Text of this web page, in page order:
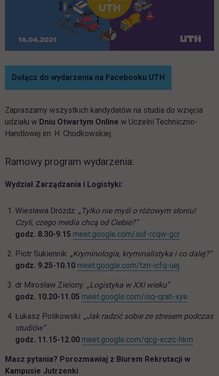
Dołącz do wydarzenia na Facebooku UTH
Zapraszamy wszystkich kandydatów na studia do wzięcia
udziału w Dniu Otwartym Online w Uczelni Techniczno-
Handlowej im. H. Chodkowskiej.
Ramowy program wydarzenia:
Wydział Zarządzania i Logistyki:
Wiesława Dróżdż: „Tylko nie myśl o różowym słoniu!
Czyli, czego media chcą od Ciebie?”
godz. 8.30-9.15 meet.google.com/suf-rcqw-gcrlink
Piotr Sukiennik: „Kryminologia, kryminalistyka i co dalej?”
godz. 9.25-10.10 meet.google.com/tzn-icfq-uej
dr Mirosław Zielony: „Logistyka w XXI wieku”
godz. 10.20-11.05 meet.google.com/isq-qrah-xye
Łukasz Polikowski: „Jak radzić sobie ze stresem podczas
studiów”
godz. 11.15-12.00 meet.google.com/qcg-xczc-hkm
Masz pytania? Porozmawiaj z Biurem Rekrutacji w
Kampusie Jutrzenki